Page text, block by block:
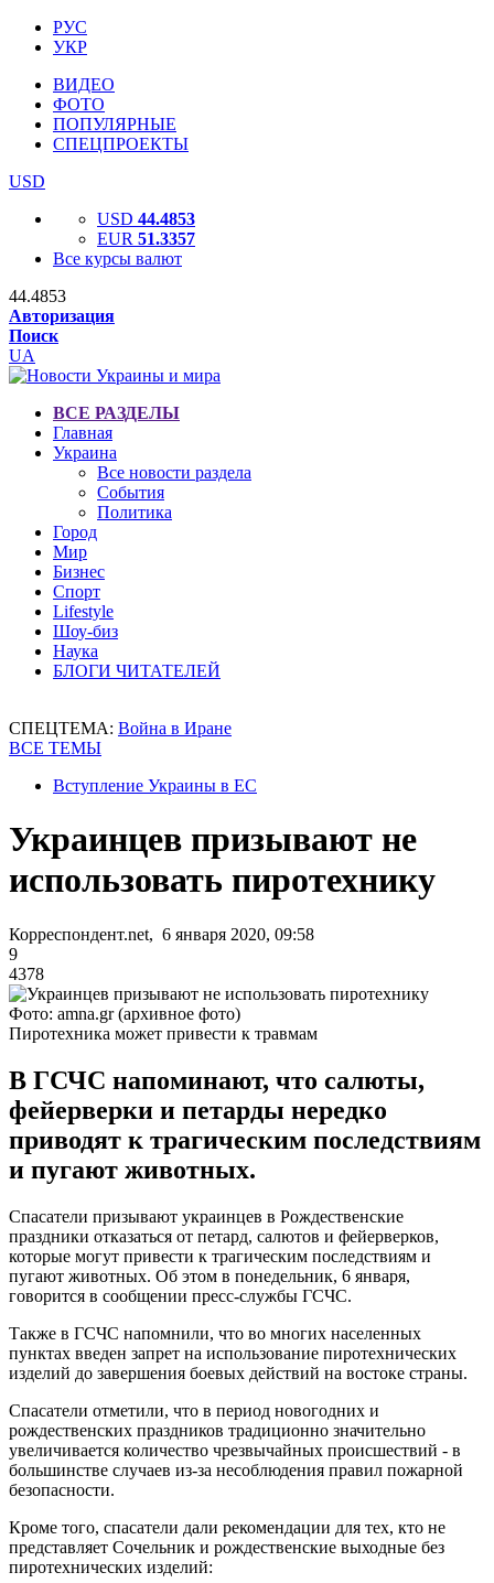
РУС
УКР
ВИДЕО
ФОТО
ПОПУЛЯРНЫЕ
СПЕЦПРОЕКТЫ
USD
USD 44.4853
EUR 51.3357
Все курсы валют
44.4853
Авторизация
Поиск
UA
ВСЕ РАЗДЕЛЫ
Главная
Украина
Все новости раздела
События
Политика
Город
Мир
Бизнес
Спорт
Lifestyle
Шоу-биз
Наука
БЛОГИ ЧИТАТЕЛЕЙ
СПЕЦТЕМА: Война в Иране
ВСЕ ТЕМЫ
Вступление Украины в ЕС
Украинцев призывают не
использовать пиротехнику
Корреспондент.net, 6 января 2020, 09:58
9
4378
Фото: amna.gr (архивное фото)
Пиротехника может привести к травмам
В ГСЧС напоминают, что салюты,
фейерверки и петарды нередко
приводят к трагическим последствиям
и пугают животных.
Спасатели призывают украинцев в Рождественские
праздники отказаться от петард, салютов и фейерверков,
которые могут привести к трагическим последствиям и
пугают животных. Об этом в понедельник, 6 января,
говорится в сообщении пресс-службы ГСЧС.
Также в ГСЧС напомнили, что во многих населенных
пунктах введен запрет на использование пиротехнических
изделий до завершения боевых действий на востоке страны.
Спасатели отметили, что в период новогодних и
рождественских праздников традиционно значительно
увеличивается количество чрезвычайных происшествий - в
большинстве случаев из-за несоблюдения правил пожарной
безопасности.
Кроме того, спасатели дали рекомендации для тех, кто не
представляет Сочельник и рождественские выходные без
пиротехнических изделий: